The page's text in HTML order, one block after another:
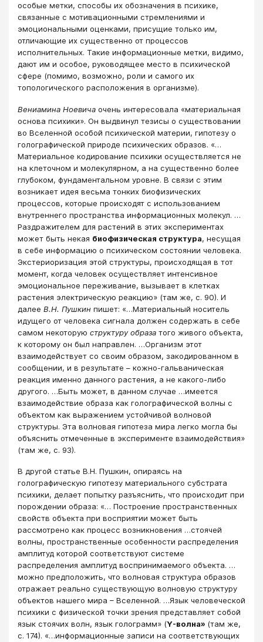
особые метки, способы их обозначения в психике,
связанные с мотивационными стремлениями и
эмоциональными оценками, присущие только им,
отличающие их существенно от процессов
исполнительных. Такие информационные метки, видимо,
дают им и особое, руководящее место в психической
сфере (помимо, возможно, роли и самого их
топологического расположения в организме).
Вениамина Ноевича очень интересовала «материальная
основа психики». Он выдвинул тезисы о существовании
во Вселенной особой психической материи, гипотезу о
голографической природе психических образов. «…
Материальное кодирование психики осуществляется не
на клеточном и молекулярном, а на существенно более
глубоком, фундаментальном уровне. В связи с этим
возникает идея весьма тонких биофизических
процессов, которые происходят с использованием
внутреннего пространства информационных молекул. …
Раздражителем для растений в этих экспериментах
может быть некая биофизическая структура, несущая
в себе информацию о психическом состоянии человека.
Экстериоризация этой структуры, происходящая в тот
момент, когда человек осуществляет интенсивное
эмоциональное переживание, вызывает в клетках
растения электрическую реакцию» (там же, с. 90). И
далее В.Н. Пушкин пишет: «…Материальный носитель
идущего от человека сигнала должен содержать в себе
самом некоторую структуру образа того живого объекта,
к которому он был направлен. …Организм этот
взаимодействует со своим образом, закодированном в
сообщении, и в результате – кожно-гальваническая
реакция именно данного растения, а не какого-либо
другого. …Быть может, в данном случае …имеется
взаимодействие образа как голографической волны с
объектом как выражением устойчивой волновой
структуры. Эта волновая гипотеза мира легко могла бы
объяснить отмеченные в эксперименте взаимодействия»
(там же, с. 93).
В другой статье В.Н. Пушкин, опираясь на
голографическую гипотезу материального субстрата
психики, делает попытку разъяснить, что происходит при
порождении образа: «… Построение пространственных
свойств объекта при восприятии может быть
рассмотрено как процесс возникновения …стоячей
волны, пространственные особенности распределения
амплитуд которой соответствуют системе
распределения амплитуд воспринимаемого объекта. …
можно предположить, что волновая структура образов
отражает реально существующую волновую структуру
объектов нашего мира – Вселенной. …Язык человеческой
психики с физической точки зрения представляет собой
язык стоячих волн, язык голограмм» (Y-волна» (там же,
с. 174). «…информационные записи на соответствующих